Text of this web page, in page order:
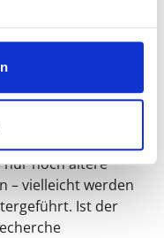
auch online
spart dazu erheblich
ob bestimmte
nur noch ältere
– vielleicht werden
Ist der